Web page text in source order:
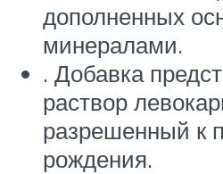
дополненных
минералами.
. Добавка
раствор
разрешенный к
рождения.